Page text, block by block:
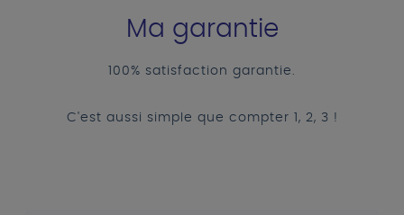
Ma garantie
100% satisfaction garantie.
C'est aussi simple que compter 1, 2, 3 !